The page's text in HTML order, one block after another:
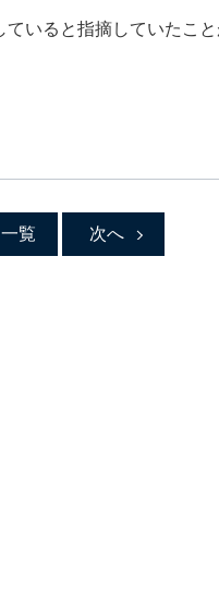
いると指摘していたこ
一覧 次へ